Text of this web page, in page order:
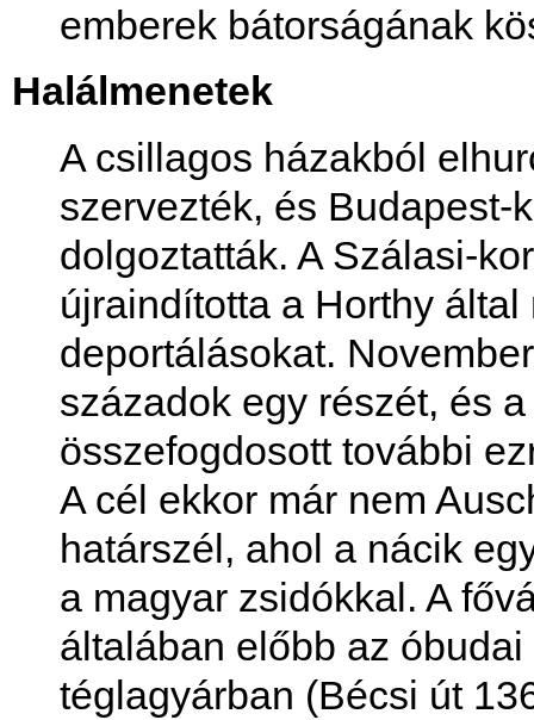
emberek bátorságának
Halálmenetek
A csillagos házakból
szervezték, és
dolgoztatták. A Szálasi-
újraindította a Horthy
deportálásokat.
századok egy részét, és
összefogdosott további
A cél ekkor már nem
határszél, ahol a nácik
a magyar zsidókkal. A
általában előbb az
téglagyárban (Bécsi út